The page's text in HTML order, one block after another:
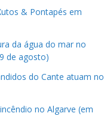
& Pontapés em
da água do mar no
de agosto)
do Cante atuam no
no Algarve (em